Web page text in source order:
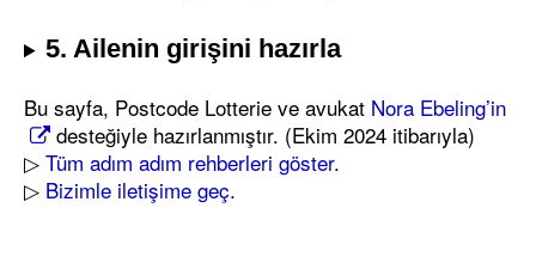
5. Ailenin girişini hazırla
Bu sayfa, Postcode Lotterie ve avukat Nora Ebeling’in
desteğiyle hazırlanmıştır. (Ekim 2024 itibarıyla)
▷ Tüm adım adım rehberleri göster.
▷ Bizimle iletişime geç.